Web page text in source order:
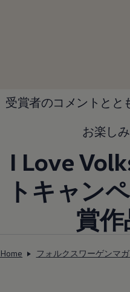
受賞者のコメントとと
お楽し
I Love
トキャン
賞
Home フォルクスワーゲンマ